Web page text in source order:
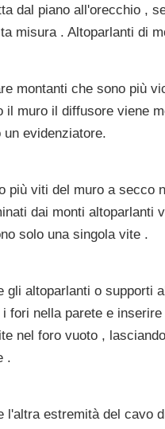
dal piano all'orecchio ,
misura . Altoparlanti di
montanti che sono più
il muro il diffusore viene
un evidenziatore.
più viti del muro a secco
dai monti altoparlanti
solo una singola vite .
gli altoparlanti o supporti
fori nella parete e
nel foro vuoto ,
.
l'altra estremità del cavo